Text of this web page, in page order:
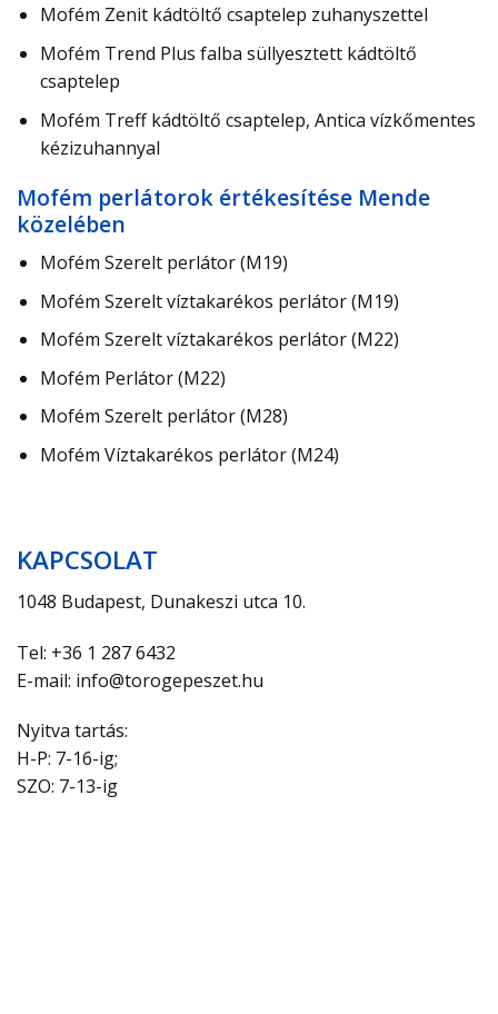
Mofém Zenit kádtöltő csaptelep zuhanyszettel
Mofém Trend Plus falba süllyesztett kádtöltő
csaptelep
Mofém Treff kádtöltő csaptelep, Antica vízkőmentes
kézizuhannyal
Mofém perlátorok értékesítése Mende
közelében
Mofém Szerelt perlátor (M19)
Mofém Szerelt víztakarékos perlátor (M19)
Mofém Szerelt víztakarékos perlátor (M22)
Mofém Perlátor (M22)
Mofém Szerelt perlátor (M28)
Mofém Víztakarékos perlátor (M24)
KAPCSOLAT
1048 Budapest, Dunakeszi utca 10.
Tel: +36 1 287 6432
E-mail: info@torogepeszet.hu
Nyitva tartás:
H-P: 7-16-ig;
SZO: 7-13-ig